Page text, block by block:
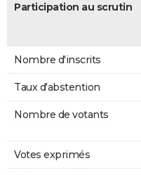
Participation au scrutin
Nombre d'inscrits
Taux d'abstention
Nombre de votants
Votes exprimés